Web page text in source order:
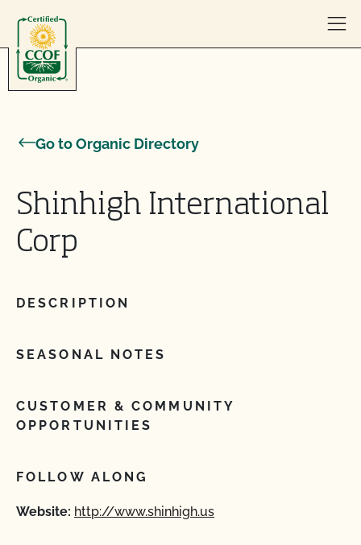
Go to Organic Directory
Shinhigh International
Corp
DESCRIPTION
SEASONAL NOTES
CUSTOMER & COMMUNITY
OPPORTUNITIES
FOLLOW ALONG
Website: http://www.shinhigh.us